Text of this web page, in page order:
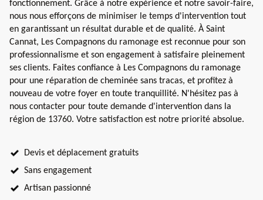
fonctionnement. Grâce à notre expérience et notre savoir-faire,
nous nous efforçons de minimiser le temps d'intervention tout
en garantissant un résultat durable et de qualité. À Saint
Cannat, Les Compagnons du ramonage est reconnue pour son
professionnalisme et son engagement à satisfaire pleinement
ses clients. Faites confiance à Les Compagnons du ramonage
pour une réparation de cheminée sans tracas, et profitez à
nouveau de votre foyer en toute tranquillité. N'hésitez pas à
nous contacter pour toute demande d'intervention dans la
région de 13760. Votre satisfaction est notre priorité absolue.
Devis et déplacement gratuits
Sans engagement
Artisan passionné